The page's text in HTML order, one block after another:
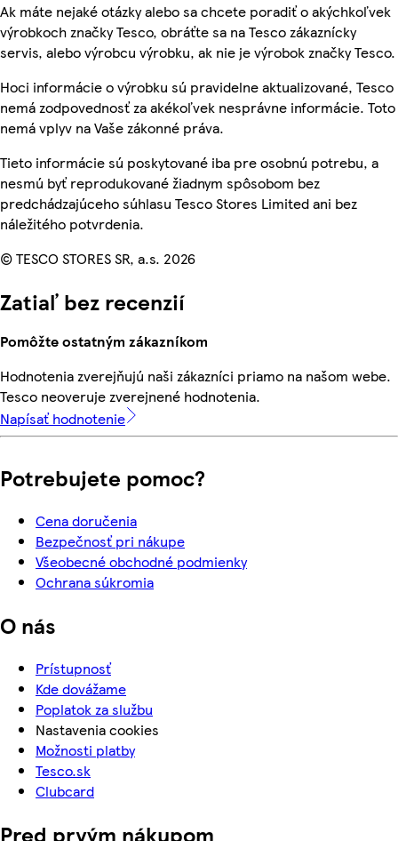
Ak máte nejaké otázky alebo sa chcete poradiť o akýchkoľvek
výrobkoch značky Tesco, obráťte sa na Tesco zákaznícky
servis, alebo výrobcu výrobku, ak nie je výrobok značky Tesco.
Hoci informácie o výrobku sú pravidelne aktualizované, Tesco
nemá zodpovednosť za akékoľvek nesprávne informácie. Toto
nemá vplyv na Vaše zákonné práva.
Tieto informácie sú poskytované iba pre osobnú potrebu, a
nesmú byť reprodukované žiadnym spôsobom bez
predchádzajúceho súhlasu Tesco Stores Limited ani bez
náležitého potvrdenia.
© TESCO STORES SR, a.s. 2026
Zatiaľ bez recenzií
Pomôžte ostatným zákazníkom
Hodnotenia zverejňujú naši zákazníci priamo na našom webe.
Tesco neoveruje zverejnené hodnotenia.
Napísať hodnotenie
Potrebujete pomoc?
Cena doručenia
Bezpečnosť pri nákupe
Všeobecné obchodné podmienky
Ochrana súkromia
O nás
Prístupnosť
Kde dovážame
Poplatok za službu
Nastavenia cookies
Možnosti platby
Tesco.sk
Clubcard
Pred prvým nákupom